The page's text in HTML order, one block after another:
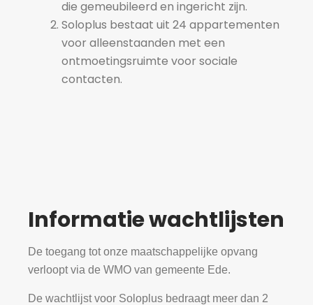
die gemeubileerd en ingericht zijn.
Soloplus bestaat uit 24 appartementen
voor alleenstaanden met een
ontmoetingsruimte voor sociale
contacten.
Informatie wachtlijsten
De toegang tot onze maatschappelijke opvang
verloopt via de WMO van gemeente Ede.
De wachtlijst voor Soloplus bedraagt meer dan 2